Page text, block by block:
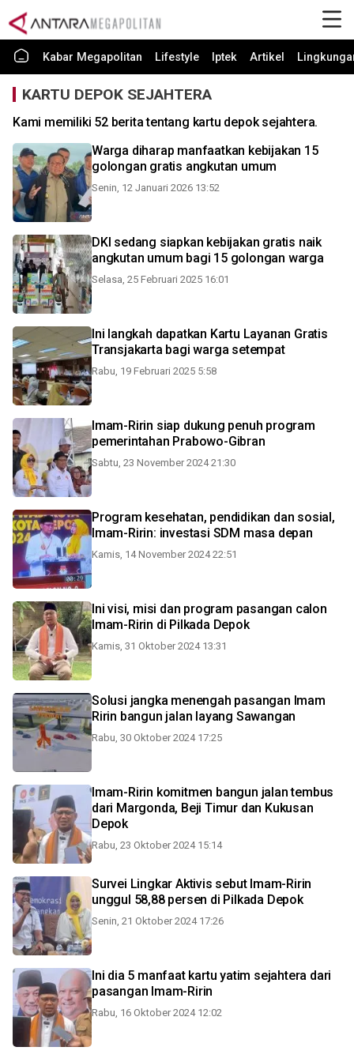
Kabar Megapolitan Lifestyle Iptek Artikel
KARTU DEPOK SEJAHTERA
Kami memiliki 52 berita tentang kartu depok sejahtera.
Warga diharap manfaatkan kebijakan 15
golongan gratis angkutan umum
Senin, 12 Januari 2026 13:52
DKI sedang siapkan kebijakan gratis naik
angkutan umum bagi 15 golongan warga
Selasa, 25 Februari 2025 16:01
Ini langkah dapatkan Kartu Layanan Gratis
Transjakarta bagi warga setempat
Rabu, 19 Februari 2025 5:58
Imam-Ririn siap dukung penuh program
pemerintahan Prabowo-Gibran
Sabtu, 23 November 2024 21:30
Program kesehatan, pendidikan dan sosial,
Imam-Ririn: investasi SDM masa depan
Kamis, 14 November 2024 22:51
Ini visi, misi dan program pasangan calon
Imam-Ririn di Pilkada Depok
Kamis, 31 Oktober 2024 13:31
Solusi jangka menengah pasangan Imam
Ririn bangun jalan layang Sawangan
Rabu, 30 Oktober 2024 17:25
Imam-Ririn komitmen bangun jalan tembus
dari Margonda, Beji Timur dan Kukusan
Depok
Rabu, 23 Oktober 2024 15:14
Survei Lingkar Aktivis sebut Imam-Ririn
unggul 58,88 persen di Pilkada Depok
Senin, 21 Oktober 2024 17:26
Ini dia 5 manfaat kartu yatim sejahtera dari
pasangan Imam-Ririn
Rabu, 16 Oktober 2024 12:02